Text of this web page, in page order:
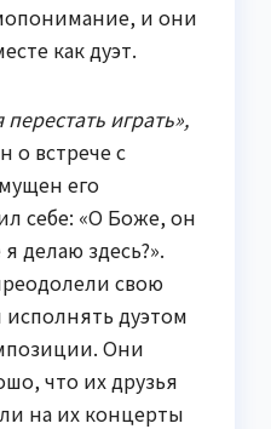
и они
как дуэт.
играть»,
о встрече с
его
себе: «О Боже, он
делаю здесь?».
свою
исполнять дуэтом
Они
что их друзья
на их концерты